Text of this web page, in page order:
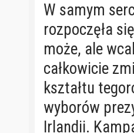
W samym
rozpoczęła
może, ale
całkowicie
kształtu
wyborów
Irlandii.